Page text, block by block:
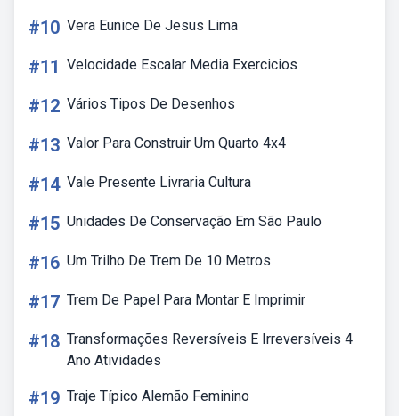
#10 Vera Eunice De Jesus Lima
#11 Velocidade Escalar Media Exercicios
#12 Vários Tipos De Desenhos
#13 Valor Para Construir Um Quarto 4x4
#14 Vale Presente Livraria Cultura
#15 Unidades De Conservação Em São Paulo
#16 Um Trilho De Trem De 10 Metros
#17 Trem De Papel Para Montar E Imprimir
#18 Transformações Reversíveis E Irreversíveis 4
Ano Atividades
#19 Traje Típico Alemão Feminino